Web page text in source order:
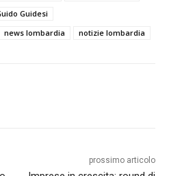
Guidesi
news lombardia notizie lombardia
prossimo articolo